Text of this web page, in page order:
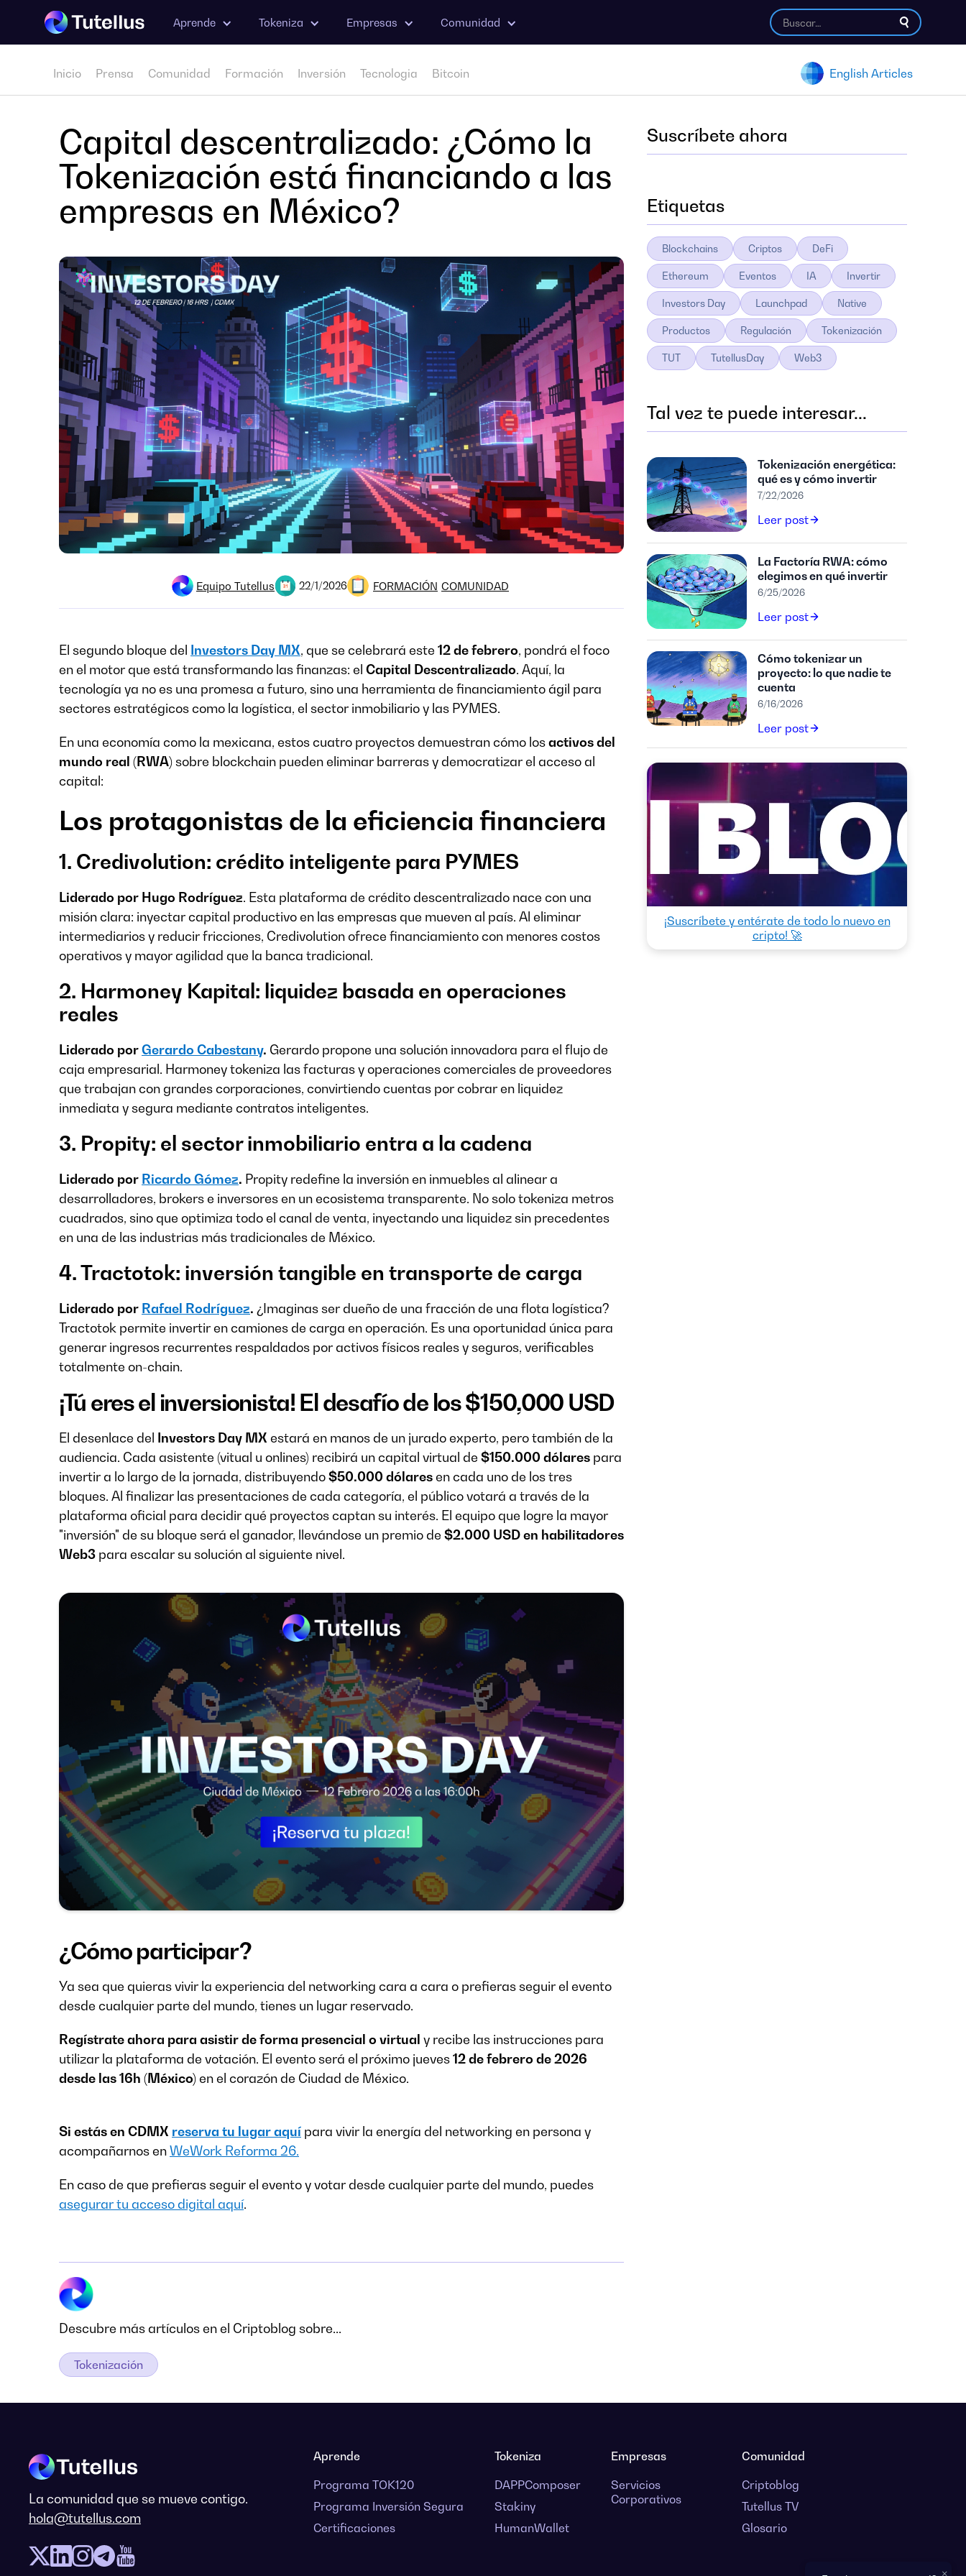
Aprende Tokeniza Empresas Comunidad
Inicio Prensa Comunidad Formación Inversión Tecnologia Bitcoin English Articles
Capital descentralizado: ¿Cómo la
Tokenización está financiando a las
empresas en México?
Equipo Tutellus 22/1/2026 FORMACIÓN COMUNIDAD
El segundo bloque del Investors Day MX, que se celebrará este 12 de febrero, pondrá el foco
en el motor que está transformando las finanzas: el Capital Descentralizado. Aquí, la
tecnología ya no es una promesa a futuro, sino una herramienta de financiamiento ágil para
sectores estratégicos como la logística, el sector inmobiliario y las PYMES.
En una economía como la mexicana, estos cuatro proyectos demuestran cómo losactivos del
mundo real (RWA)sobre blockchain pueden eliminar barreras y democratizar el acceso al
capital:
Los protagonistas de la eficiencia financiera
1. Credivolution: crédito inteligente para PYMES
Liderado por Hugo Rodríguez. Esta plataforma de crédito descentralizado nace con una
misión clara: inyectar capital productivo en las empresas que mueven al país. Al eliminar
intermediarios y reducir fricciones, Credivolution ofrece financiamiento con menores costos
operativos y mayor agilidad que la banca tradicional.
2. Harmoney Kapital: liquidez basada en operaciones
reales
Liderado porGerardo Cabestany. Gerardo propone una solución innovadora para el flujo de
caja empresarial. Harmoney tokeniza las facturas y operaciones comerciales de proveedores
que trabajan con grandes corporaciones, convirtiendo cuentas por cobrar en liquidez
inmediata y segura mediante contratos inteligentes.
3. Propity: el sector inmobiliario entra a la cadena
Liderado por Ricardo Gómez. Propity redefine la inversión en inmuebles al alinear a
desarrolladores, brokers e inversores en un ecosistema transparente. No solo tokeniza metros
cuadrados, sino que optimiza todo el canal de venta, inyectando una liquidez sin precedentes
en una de las industrias más tradicionales de México.
4. Tractotok: inversión tangible en transporte de carga
Liderado por Rafael Rodríguez. ¿Imaginas ser dueño de una fracción de una flota logística?
Tractotok permite invertir en camiones de carga en operación. Es una oportunidad única para
generar ingresos recurrentes respaldados por activos físicos reales y seguros, verificables
totalmente on-chain.
¡Tú eres el inversionista! El desafío de los $150,000 USD
El desenlace del Investors Day MX estará en manos de un jurado experto, pero también de la
audiencia. Cada asistente (vitual u onlines) recibirá un capital virtual de $150.000 dólares para
invertir a lo largo de la jornada, distribuyendo$50.000 dólaresen cada uno de los tres
bloques. Al finalizar las presentaciones de cada categoría, el público votará a través de la
plataforma oficial para decidir qué proyectos captan su interés. El equipo que logre la mayor
"inversión" de su bloque será el ganador, llevándose un premio de $2.000 USD en habilitadores
Web3 para escalar su solución al siguiente nivel.
¿Cómo participar?
Ya sea que quieras vivir la experiencia del networking cara a cara o prefieras seguir el evento
desde cualquier parte del mundo, tienes un lugar reservado.
Regístrate ahora para asistir de forma presencial o virtual y recibe las instrucciones para
utilizar la plataforma de votación. El evento será el próximo jueves12 de febrero de 2026
desde las 16h (México)en el corazón de Ciudad de México.
Si estás en CDMX reserva tu lugar aquí para vivir la energía del networking en persona y
acompañarnos enWeWork Reforma 26.
En caso de que prefieras seguir el evento y votar desde cualquier parte del mundo, puedes
asegurar tu acceso digital aquí.
Descubre más artículos en el Criptoblog sobre...
Tokenización
Suscríbete ahora
Etiquetas
Blockchains Criptos DeFi
Ethereum Eventos IA Invertir
Investors Day Launchpad Native
Productos Regulación Tokenización
TUT TutellusDay Web3
Tal vez te puede interesar...
Tokenización energética:
qué es y cómo invertir
7/22/2026
Leer post
La Factoría RWA: cómo
elegimos en qué invertir
6/25/2026
Leer post
Cómo tokenizar un
proyecto: lo que nadie te
cuenta
6/16/2026
Leer post
¡Suscríbete y entérate de todo lo nuevo en
cripto! 🚀
La comunidad que se mueve contigo.
hola@tutellus.com
Aprende
Programa TOK120
Programa Inversión Segura
Certificaciones
Tokeniza
DAPPComposer
Stakiny
HumanWallet
Empresas
Servicios
Corporativos
Comunidad
Criptoblog
Tutellus TV
Glosario
×